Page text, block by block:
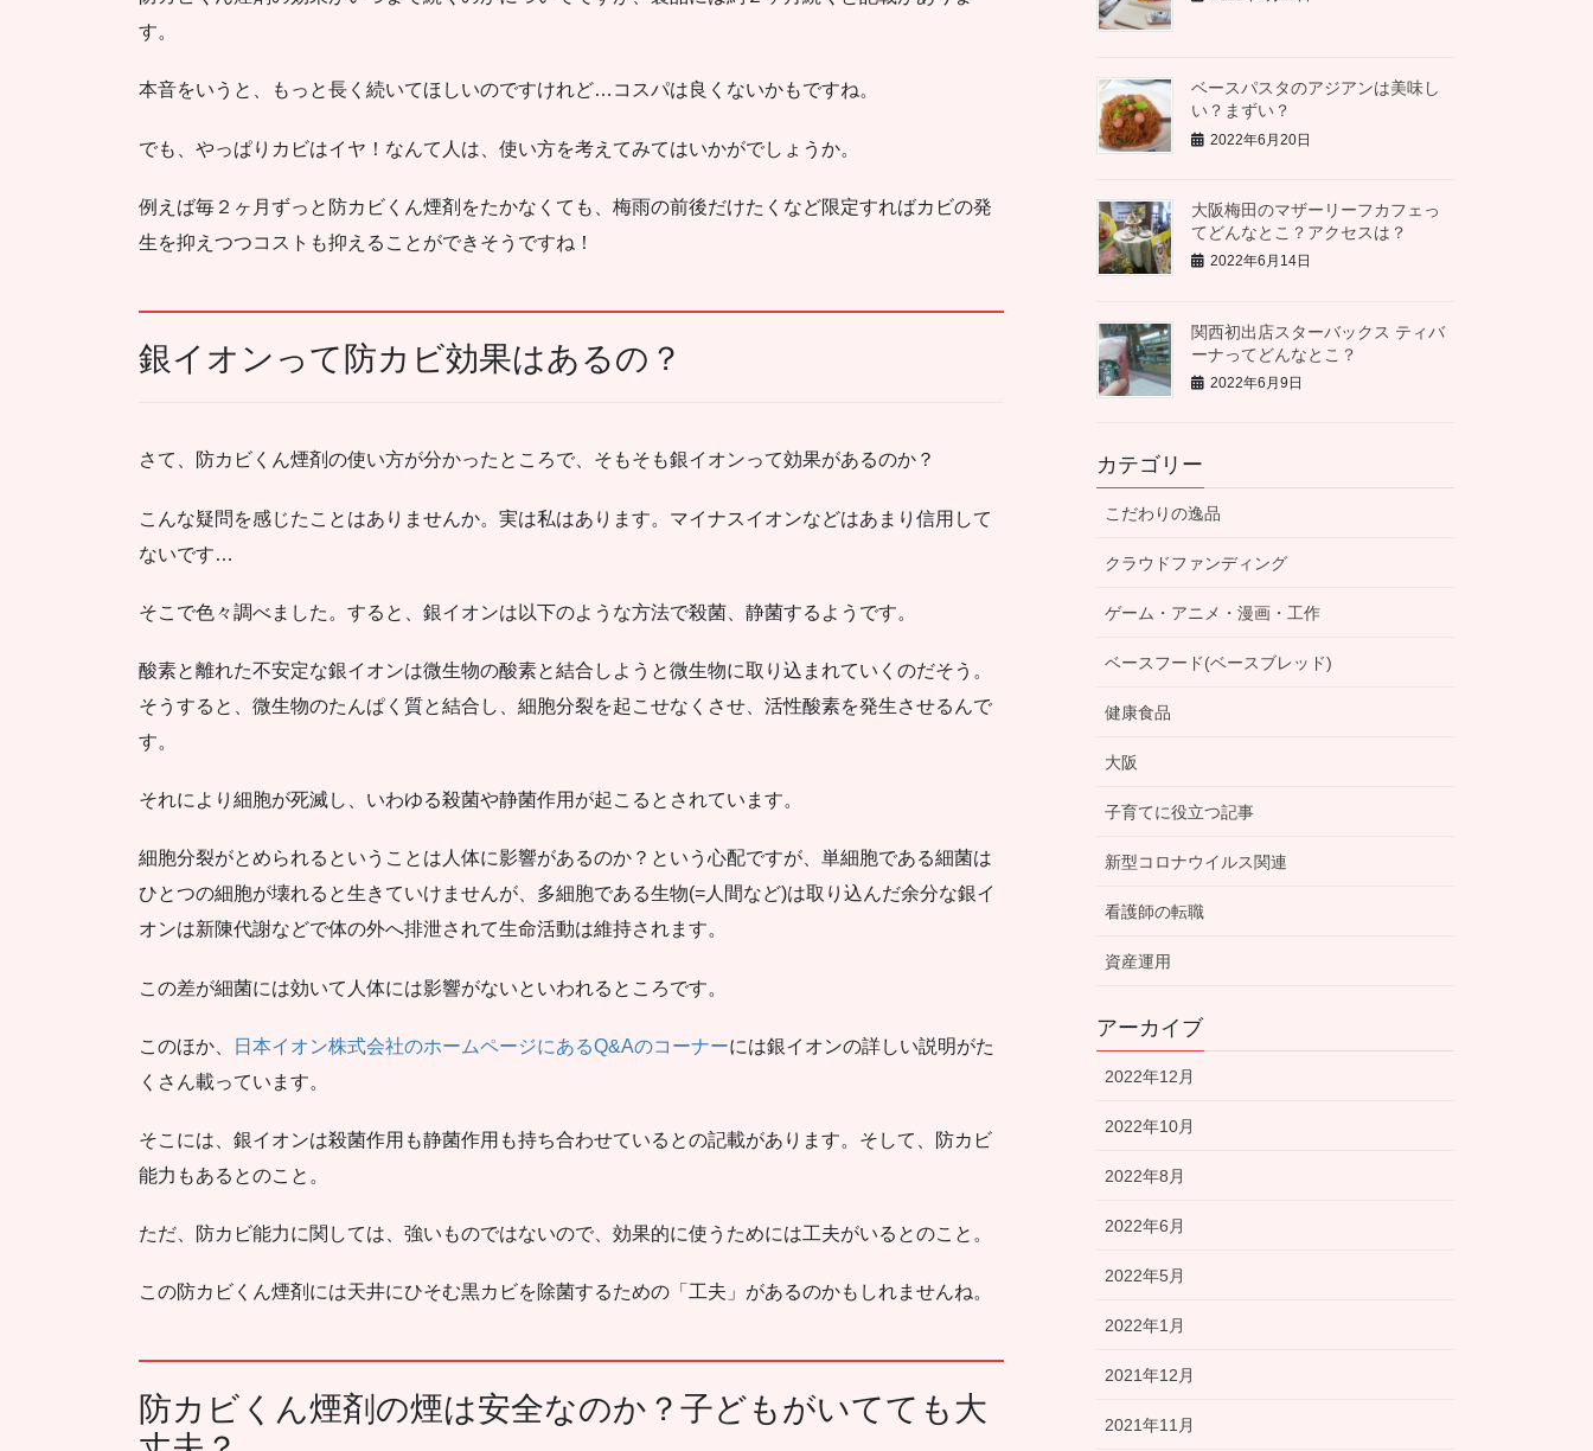
す。
本音をいうと、もっと長く続いてほしいのですけれど…コスパは良くないかもですね。
でも、やっぱりカビはイヤ！なんて人は、使い方を考えてみてはいかがでしょうか。
例えば毎２ヶ月ずっと防カビくん煙剤をたかなくても、梅雨の前後だけたくなど限定すればカビの発
生を抑えつつコストも抑えることができそうですね！
銀イオンって防カビ効果はあるの？
さて、防カビくん煙剤の使い方が分かったところで、そもそも銀イオンって効果があるのか？
こんな疑問を感じたことはありませんか。実は私はあります。マイナスイオンなどはあまり信用して
ないです…
そこで色々調べました。すると、銀イオンは以下のような方法で殺菌、静菌するようです。
酸素と離れた不安定な銀イオンは微生物の酸素と結合しようと微生物に取り込まれていくのだそう。
そうすると、微生物のたんぱく質と結合し、細胞分裂を起こせなくさせ、活性酸素を発生させるんで
す。
それにより細胞が死滅し、いわゆる殺菌や静菌作用が起こるとされています。
細胞分裂がとめられるということは人体に影響があるのか？という心配ですが、単細胞である細菌は
ひとつの細胞が壊れると生きていけませんが、多細胞である生物(=人間など)は取り込んだ余分な銀イ
オンは新陳代謝などで体の外へ排泄されて生命活動は維持されます。
この差が細菌には効いて人体には影響がないといわれるところです。
このほか、 日本イオン株式会社のホームページにあるQ&Aのコーナーには銀イオンの詳しい説明がた
くさん載っています。
そこには、銀イオンは殺菌作用も静菌作用も持ち合わせているとの記載があります。そして、防カビ
能力もあるとのこと。
ただ、防カビ能力に関しては、強いものではないので、効果的に使うためには工夫がいるとのこと。
この防カビくん煙剤には天井にひそむ黒カビを除菌するための「工夫」があるのかもしれませんね。
防カビくん煙剤の煙は安全なのか？子どもがいてても大
ベースパスタのアジアンは美味し
い？まずい？
2022年6月20日
大阪梅田のマザーリーフカフェっ
てどんなとこ？アクセスは？
2022年6月14日
関西初出店スターバックス ティバ
ーナってどんなとこ？
2022年6月9日
カテゴリー
こだわりの逸品
クラウドファンディング
ゲーム・アニメ・漫画・工作
ベースフード(ベースブレッド)
健康食品
大阪
子育てに役立つ記事
新型コロナウイルス関連
看護師の転職
資産運用
アーカイブ
2022年12月
2022年10月
2022年8月
2022年6月
2022年5月
2022年1月
2021年12月
2021年11月